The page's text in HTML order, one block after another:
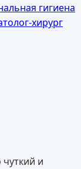
гигиена
хирург
и